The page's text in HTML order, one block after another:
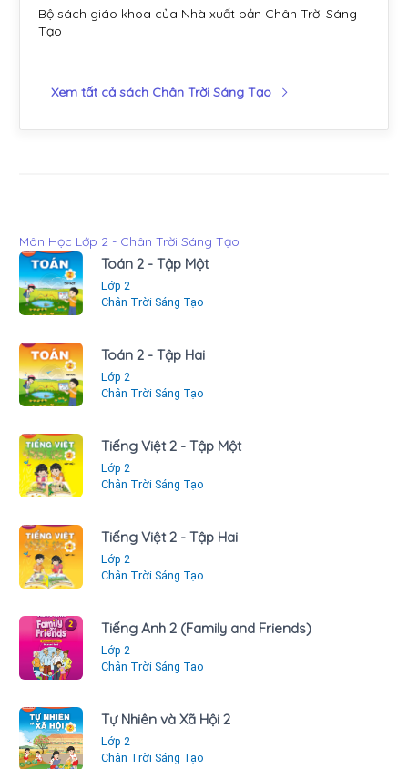
Bộ sách giáo khoa của Nhà xuất bản Chân Trời Sáng
Tạo
Xem tất cả sách Chân Trời Sáng Tạo
Môn Học Lớp 2 - Chân Trời Sáng Tạo
Toán 2 - Tập Một
Lớp 2
Chân Trời Sáng Tạo
Toán 2 - Tập Hai
Lớp 2
Chân Trời Sáng Tạo
Tiếng Việt 2 - Tập Một
Lớp 2
Chân Trời Sáng Tạo
Tiếng Việt 2 - Tập Hai
Lớp 2
Chân Trời Sáng Tạo
Tiếng Anh 2 (Family and Friends)
Lớp 2
Chân Trời Sáng Tạo
Tự Nhiên và Xã Hội 2
Lớp 2
Chân Trời Sáng Tạo